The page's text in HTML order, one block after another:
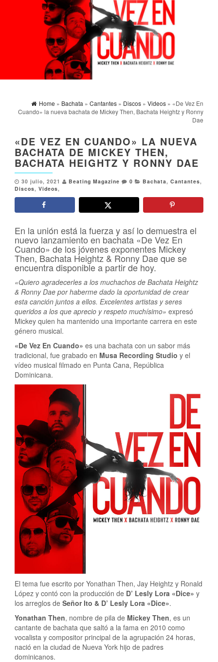
Home » Bachata » Cantantes » Discos » Videos » «De Vez En
Cuando» la nueva bachata de Mickey Then, Bachata Heightz y Ronny
Dae
«DE VEZ EN CUANDO» LA NUEVA
BACHATA DE MICKEY THEN,
BACHATA HEIGHTZ Y RONNY DAE
30 julio, 2021 Beating Magazine 0 Bachata, Cantantes,
Discos, Videos,
En la unión está la fuerza y así lo demuestra el
nuevo lanzamiento en bachata «De Vez En
Cuando» de los jóvenes exponentes Mickey
Then, Bachata Heightz & Ronny Dae que se
encuentra disponible a partir de hoy.
«Quiero agradecerles a los muchachos de Bachata Heightz
& Ronny Dae por haberme dado la oportunidad de crear
esta canción juntos a ellos. Excelentes artistas y seres
queridos a los que aprecio y respeto muchísimo» expresó
Mickey quien ha mantenido una importante carrera en este
género musical.
«De Vez En Cuando» es una bachata con un sabor más
tradicional, fue grabado en Musa Recording Studio y el
vídeo musical filmado en Punta Cana, República
Dominicana.
El tema fue escrito por Yonathan Then, Jay Heightz y Ronald
López y contó con la producción de D’ Lesly Lora «Dice» y
los arreglos de Señor Ito & D’ Lesly Lora «Dice».
Yonathan Then, nombre de pila de Mickey Then, es un
cantante de bachata que saltó a la fama en 2010 como
vocalista y compositor principal de la agrupación 24 horas,
nació en la ciudad de Nueva York hijo de padres
dominicanos.